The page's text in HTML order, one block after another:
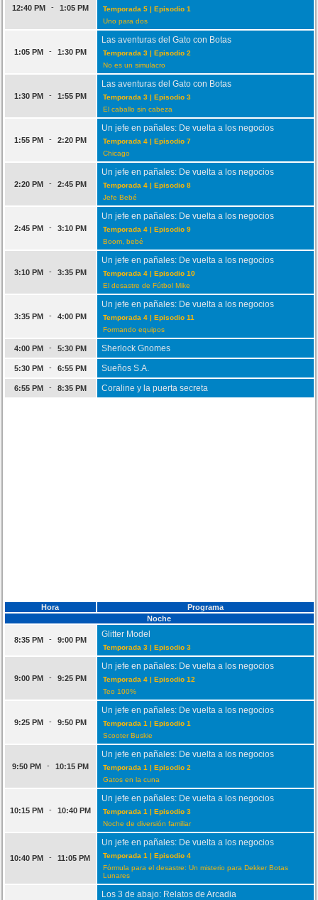
12:40 PM - 1:05 PM
Temporada 5 | Episodio 1
Uno para dos
1:05 PM - 1:30 PM
Las aventuras del Gato con Botas
Temporada 3 | Episodio 2
No es un simulacro
1:30 PM - 1:55 PM
Las aventuras del Gato con Botas
Temporada 3 | Episodio 3
El caballo sin cabeza
1:55 PM - 2:20 PM
Un jefe en pañales: De vuelta a los negocios
Temporada 4 | Episodio 7
Chicago
2:20 PM - 2:45 PM
Un jefe en pañales: De vuelta a los negocios
Temporada 4 | Episodio 8
Jefe Bebé
2:45 PM - 3:10 PM
Un jefe en pañales: De vuelta a los negocios
Temporada 4 | Episodio 9
Boom, bebé
3:10 PM - 3:35 PM
Un jefe en pañales: De vuelta a los negocios
Temporada 4 | Episodio 10
El desastre de Fútbol Mike
3:35 PM - 4:00 PM
Un jefe en pañales: De vuelta a los negocios
Temporada 4 | Episodio 11
Formando equipos
4:00 PM - 5:30 PM Sherlock Gnomes
5:30 PM - 6:55 PM Sueños S.A.
6:55 PM - 8:35 PM Coraline y la puerta secreta
Hora
Programa
Noche
8:35 PM - 9:00 PM
Glitter Model
Temporada 3 | Episodio 3
9:00 PM - 9:25 PM
Un jefe en pañales: De vuelta a los negocios
Temporada 4 | Episodio 12
Teo 100%
9:25 PM - 9:50 PM
Un jefe en pañales: De vuelta a los negocios
Temporada 1 | Episodio 1
Scooter Buskie
9:50 PM - 10:15 PM
Un jefe en pañales: De vuelta a los negocios
Temporada 1 | Episodio 2
Gatos en la cuna
10:15 PM - 10:40 PM
Un jefe en pañales: De vuelta a los negocios
Temporada 1 | Episodio 3
Noche de diversión familiar
10:40 PM - 11:05 PM
Un jefe en pañales: De vuelta a los negocios
Temporada 1 | Episodio 4
Fórmula para el desastre: Un misterio para Dekker Botas
Lunares
Los 3 de abajo: Relatos de Arcadia